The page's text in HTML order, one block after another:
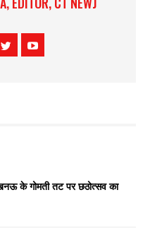
के गोमती तट पर छठोत्सव का